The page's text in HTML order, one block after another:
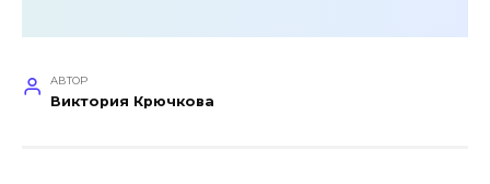
АВТОР
Виктория Крючкова